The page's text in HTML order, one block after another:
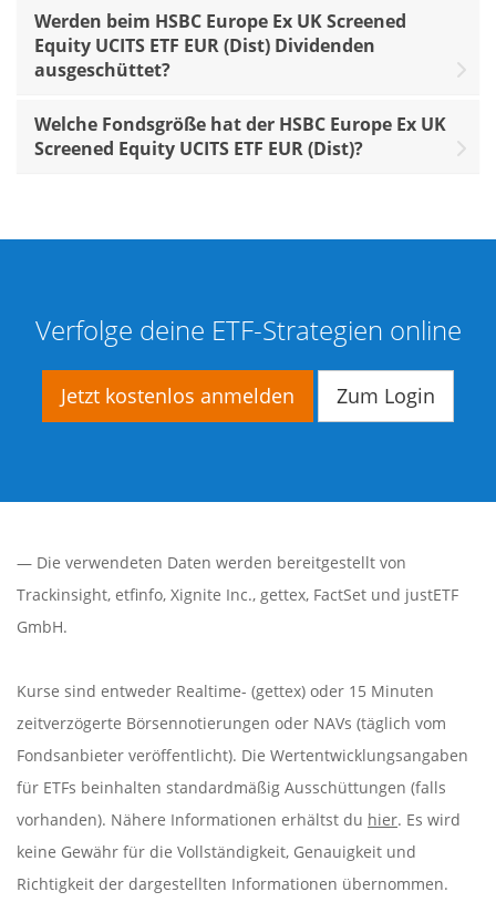
Werden beim HSBC Europe Ex UK Screened
Equity UCITS ETF EUR (Dist) Dividenden
ausgeschüttet?
Welche Fondsgröße hat der HSBC Europe Ex UK
Screened Equity UCITS ETF EUR (Dist)?
Verfolge deine ETF-Strategien online
Jetzt kostenlos anmelden Zum Login
— Die verwendeten Daten werden bereitgestellt von
Trackinsight, etfinfo, Xignite Inc., gettex, FactSet und justETF
GmbH.
Kurse sind entweder Realtime- (gettex) oder 15 Minuten
zeitverzögerte Börsennotierungen oder NAVs (täglich vom
Fondsanbieter veröffentlicht). Die Wertentwicklungsangaben
für ETFs beinhalten standardmäßig Ausschüttungen (falls
vorhanden). Nähere Informationen erhältst du hier. Es wird
keine Gewähr für die Vollständigkeit, Genauigkeit und
Richtigkeit der dargestellten Informationen übernommen.